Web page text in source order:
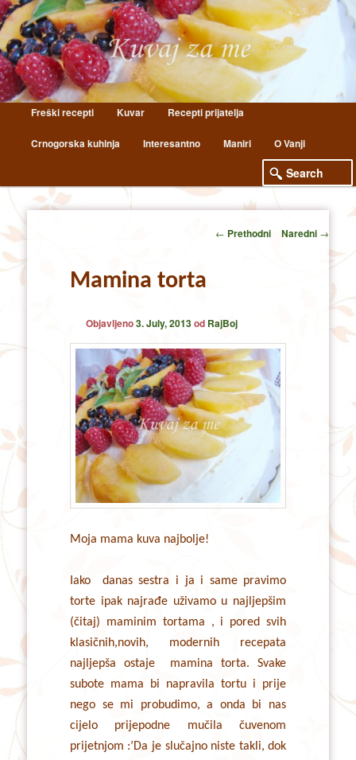
Main
Skip
to
primary
Skip
to
secondary
Freški recepti Kuvar Recepti prijatelja
Crnogorska kuhinja Interesantno Maniri O Vanji
Post
← Prethodni Naredni →
Mamina torta
Objavljeno3. July, 2013od RajBoj
Moja mama kuva najbolje!
Iako danas sestra i ja i same pravimo
torte ipak najrađe uživamo u najljepšim
(čitaj) maminim tortama , i pored svih
klasičnih,novih, modernih recepata
najljepša ostaje mamina torta. Svake
subote mama bi napravila tortu i prije
nego se mi probudimo, a onda bi nas
cijelo prijepodne mučila čuvenom
prijetnjom :’Da je slučajno niste takli, dok